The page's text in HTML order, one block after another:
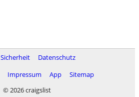
Sicherheit
Datenschutz
Impressum App
Sitemap
© 2026 craigslist